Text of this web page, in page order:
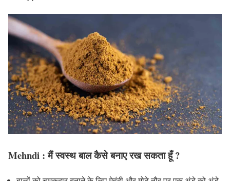
Mehndi : मैं स्वस्थ बाल कैसे बनाए रख सकता हूँ ?